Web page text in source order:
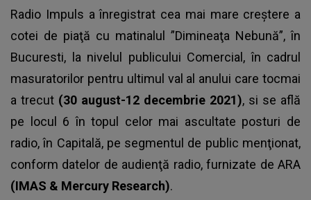
Radio Impuls a înregistrat cea mai mare creştere a
cotei de piaţă cu matinalul ”Dimineaţa Nebună”, în
Bucuresti, la nivelul publicului Comercial, în cadrul
masuratorilor pentru ultimul val al anului care tocmai
a trecut (30 august-12 decembrie 2021), si se află
pe locul 6 în topul celor mai ascultate posturi de
radio, în Capitală, pe segmentul de public menţionat,
conform datelor de audienţă radio, furnizate de ARA
(IMAS & Mercury Research).